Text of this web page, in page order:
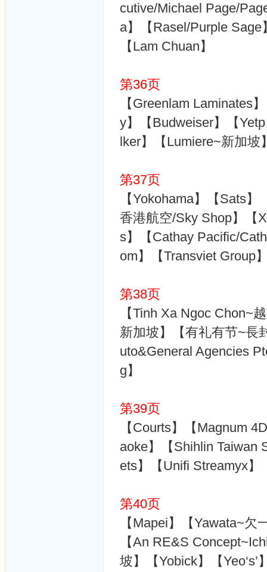
cutive/Michael Page/
a】【Rasel/Purple
【Lam Chuan】
第36页
【Greenlam Laminates
y】【Budweiser】【
lker】【Lumiere~新加坡
第37页
【Yokohama】【Sats
香港航空/Sky Shop】【
s】【Cathay Pacific/
om】【Transviet Group
第38页
【Tinh Xa Ngoc Chon~
新加坡】【有礼有节~長
uto&General Agencies
g】
第39页
【Courts】【Magnum
aoke】【Shihlin Taiwan
ets】【Unifi Streamyx
第40页
【Mapei】【Yawata~
【An RE&S
坡】【Yobick】【Yeo‘s’